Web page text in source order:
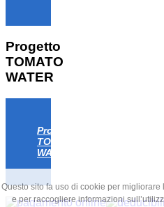
Progetto
TOMATO
WATER
Progetto
TOMATO
WATER
Questo sito fa uso di cookie per
e per raccogliere informazioni